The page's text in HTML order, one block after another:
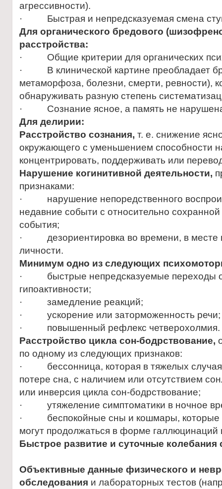
агрессивности).
· Быстрая и непредсказуемая смена
Для органического бредового
расстройства:
· Общие критерии для органических
· В клинической картине преобладает
метаморфоза, болезни, смерти, ревности),
обнаруживать разную степень
· Сознание ясное, а память не
Для делирии:
Расстройство сознания, т. е. снижение
окружающего с уменьшением способности
концентрировать, поддерживать или
Нарушение когинитивной деятельности,
признаками:
· нарушение непоредственного
недавние событи с относительно
события;
· дезориентировка во времени, в месте
личности.
Минимум одно из следующих
· быстрые непредсказуемые переходы от
гипоактивности;
· замедление реакций;
· ускорение или заторможенность речи;
· повышенный рефлекс четверохолмия.
Расстройство цикла сон-бодрствование,
по одному из следующих признаков:
· бессонница, которая в тяжелых
потере сна, с наличием или отсутствием
или инверсия цикла сон-бодрствование;
· утяжеление симптоматики в ночное
· беспокойные сны и кошмары, которые
могут продолжаться в форме галлюцинаций
Быстрое развитие и суточные колебания
Объективные данные физического и
обследования и лабораторных тестов